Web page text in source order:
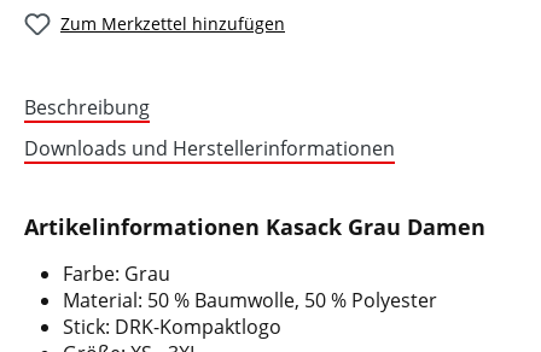
Zum Merkzettel hinzufügen
Beschreibung
Downloads und Herstellerinformationen
Artikelinformationen Kasack Grau Damen
Farbe: Grau
Material: 50 % Baumwolle, 50 % Polyester
Stick: DRK-Kompaktlogo